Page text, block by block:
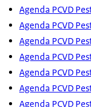
Agenda PCVD
Agenda PCVD
Agenda PCVD
Agenda PCVD
Agenda PCVD
Agenda PCVD
Agenda PCVD